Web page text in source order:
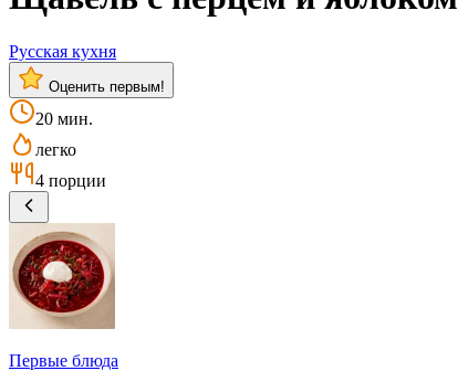
Русская кухня
Оценить первым!
20 мин.
легко
4 порции
Первые блюда